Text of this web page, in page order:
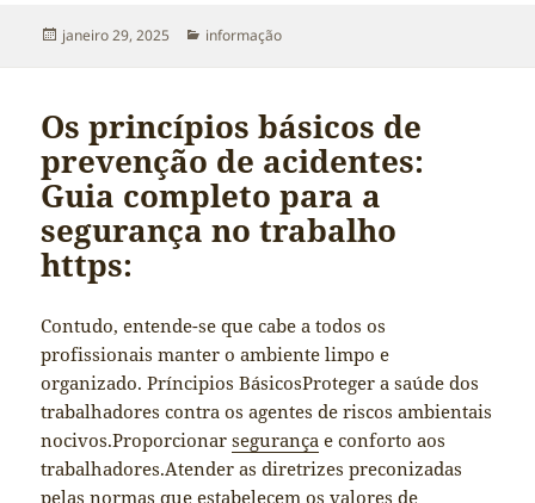
Publicado
janeiro 29, 2025 Categorias
informação
Os princípios básicos de
prevenção de acidentes:
Guia completo para a
segurança no trabalho
https:
Contudo, entende-se que cabe a todos os
profissionais manter o ambiente limpo e
organizado. Príncipios BásicosProteger a saúde dos
trabalhadores contra os agentes de riscos ambientais
nocivos.Proporcionarsegurança e conforto aos
trabalhadores.Atender as diretrizes preconizadas
pelas normas que estabelecem os valores de